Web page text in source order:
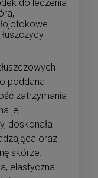
do leczenia
poddana
zatrzymania
jej
doskonała
oraz
skórze.
elastyczna i